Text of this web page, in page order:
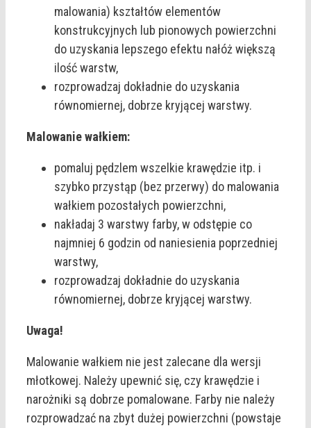
malowania) kształtów elementów
konstrukcyjnych lub pionowych powierzchni
do uzyskania lepszego efektu nałóż większą
ilość warstw,
rozprowadzaj dokładnie do uzyskania
równomiernej, dobrze kryjącej warstwy.
Malowanie wałkiem:
pomaluj pędzlem wszelkie krawędzie itp. i
szybko przystąp (bez przerwy) do malowania
wałkiem pozostałych powierzchni,
nakładaj 3 warstwy farby, w odstępie co
najmniej 6 godzin od naniesienia poprzedniej
warstwy,
rozprowadzaj dokładnie do uzyskania
równomiernej, dobrze kryjącej warstwy.
Uwaga!
Malowanie wałkiem nie jest zalecane dla wersji
młotkowej. Należy upewnić się, czy krawędzie i
narożniki są dobrze pomalowane. Farby nie należy
rozprowadzać na zbyt dużej powierzchni (powstaje